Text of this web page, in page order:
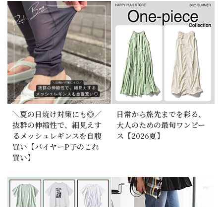
＼夏の日焼け対策にも◎／
抜群の伸縮性で、細見えす
るメッシュレギンスを自腹
買い【バイヤーP子のこれ
買い】
日常から旅先までを彩る、
大人のための最旬ワンピー
ス【2026夏】